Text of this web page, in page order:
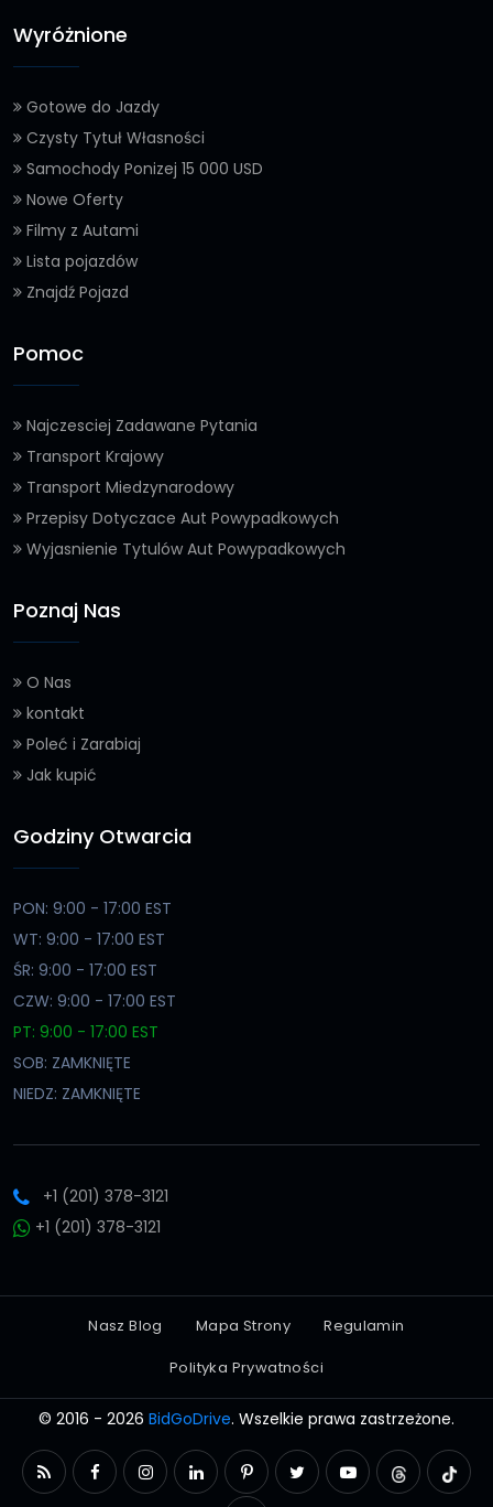
Wyróżnione
Gotowe do Jazdy
Czysty Tytuł Własności
Samochody Ponizej 15 000 USD
Nowe Oferty
Filmy z Autami
Lista pojazdów
Znajdź Pojazd
Pomoc
Najczesciej Zadawane Pytania
Transport Krajowy
Transport Miedzynarodowy
Przepisy Dotyczace Aut Powypadkowych
Wyjasnienie Tytulów Aut Powypadkowych
Poznaj Nas
O Nas
kontakt
Poleć i Zarabiaj
Jak kupić
Godziny Otwarcia
PON: 9:00 - 17:00 EST
WT: 9:00 - 17:00 EST
ŚR: 9:00 - 17:00 EST
CZW: 9:00 - 17:00 EST
PT: 9:00 - 17:00 EST
SOB: ZAMKNIĘTE
NIEDZ: ZAMKNIĘTE
+1 (201) 378-3121
+1 (201) 378-3121
Nasz Blog Mapa Strony
Regulamin
Polityka Prywatności
© 2016 - 2026 BidGoDrive. Wszelkie prawa zastrzeżone.